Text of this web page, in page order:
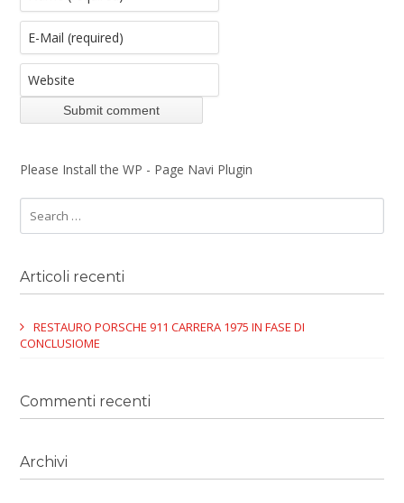
Please Install the WP - Page Navi Plugin
Articoli recenti
RESTAURO PORSCHE 911 CARRERA 1975 IN FASE DI
CONCLUSIOME
Commenti recenti
Archivi